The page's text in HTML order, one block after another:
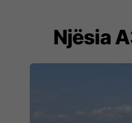
Njësia